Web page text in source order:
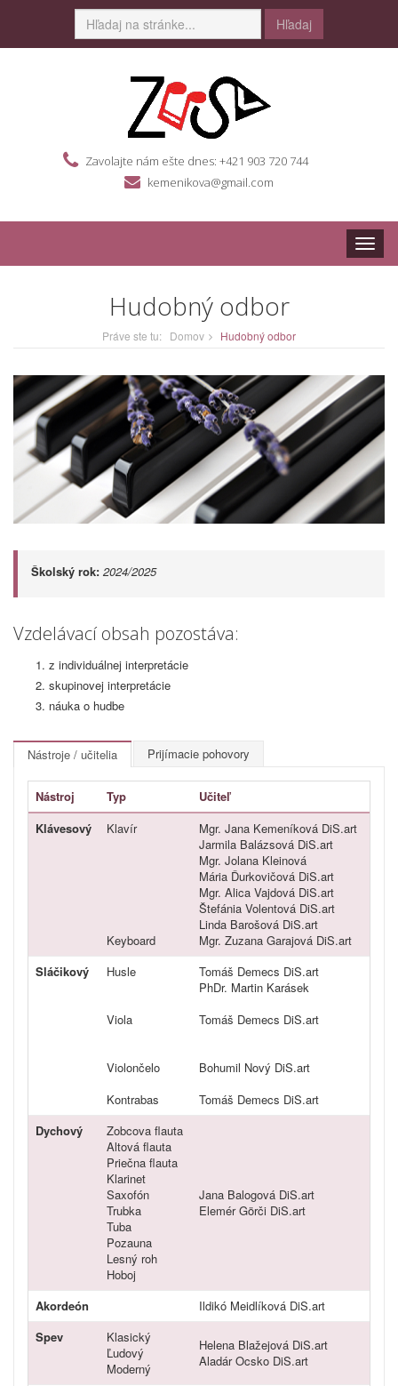
Hľadaj
Zavolajte nám ešte dnes: +421 903 720 744
kemenikova@gmail.com
Toggle
Hudobný odbor
Práve ste tu: Domov Hudobný odbor
Školský rok: 2024/2025
Vzdelávací obsah pozostáva:
z individuálnej interpretácie
skupinovej interpretácie
náuka o hudbe
Nástroje / učitelia Prijímacie pohovory
Nástroj Typ
Učiteľ
Klávesový
Klavír
Keyboard
Mgr. Jana Kemeníková DiS.art
Jarmila Balázsová DiS.art
Mgr. Jolana Kleinová
Mária Ďurkovičová DiS.art
Mgr. Alica Vajdová DiS.art
Štefánia Volentová DiS.art
Linda Barošová DiS.art
Mgr. Zuzana Garajová DiS.art
Sláčikový
Husle
Viola
Violončelo
Kontrabas
Tomáš Demecs DiS.art
PhDr. Martin Karásek
Tomáš Demecs DiS.art
Bohumil Nový DiS.art
Tomáš Demecs DiS.art
Dychový
Zobcova flauta
Altová flauta
Priečna flauta
Klarinet
Saxofón
Trubka
Tuba
Pozauna
Lesný roh
Hoboj
Jana Balogová DiS.art
Elemér Görči DiS.art
Akordeón
Ildikó Meidlíková DiS.art
Spev
Klasický
Ľudový
Moderný
Helena Blažejová DiS.art
Aladár Ocsko DiS.art